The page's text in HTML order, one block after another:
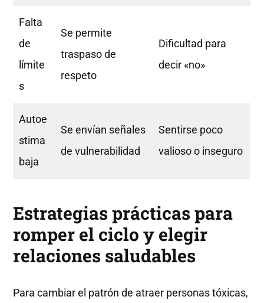
Falta
de
límite
s
Se permite
traspaso de
respeto
Dificultad para
decir «no»
Autoe
stima
baja
Se envían señales
de vulnerabilidad
Sentirse poco
valioso o inseguro
Estrategias prácticas para
romper el ciclo y elegir
relaciones saludables
Para cambiar el patrón de atraer personas tóxicas,